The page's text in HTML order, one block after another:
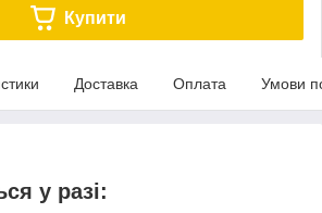
Купити
Доставка Оплата Умови
у разі: